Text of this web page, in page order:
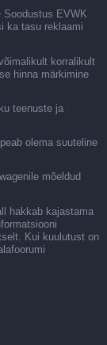
Soodustus EVWK
ka tasu reklaami
korralikult
hinna märkimine
teenuste ja
olema suuteline
mõeldud
hakkab kajastama
Kui kuulutust on